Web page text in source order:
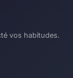
vos habitudes.